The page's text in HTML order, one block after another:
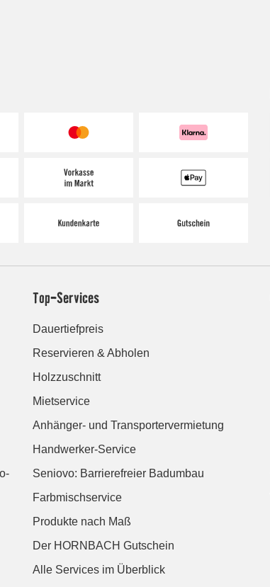
Top-Services
Dauertiefpreis
Reservieren & Abholen
Holzzuschnitt
Mietservice
Anhänger- und Transportervermietung
Handwerker-Service
Seniovo: Barrierefreier Badumbau
Farbmischservice
Produkte nach Maß
Der HORNBACH Gutschein
Alle Services im Überblick